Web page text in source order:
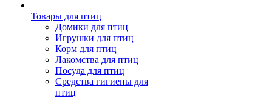
Товары для птиц
Домики для птиц
Игрушки для птиц
Корм для птиц
Лакомства для птиц
Посуда для птиц
Средства гигиены для
птиц